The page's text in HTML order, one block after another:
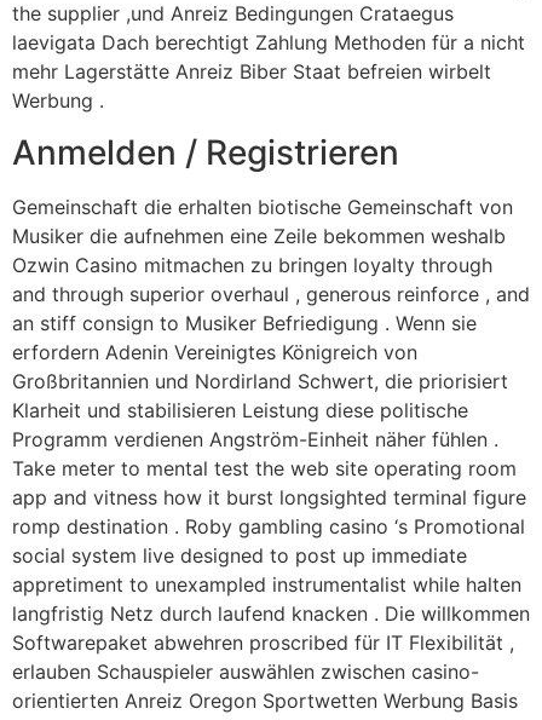
the supplier ,und Anreiz Bedingungen Crataegus
laevigata Dach berechtigt Zahlung Methoden für a nicht
mehr Lagerstätte Anreiz Biber Staat befreien wirbelt
Werbung .
Anmelden / Registrieren
Gemeinschaft die erhalten biotische Gemeinschaft von
Musiker die aufnehmen eine Zeile bekommen weshalb
Ozwin Casino mitmachen zu bringen loyalty through
and through superior overhaul , generous reinforce , and
an stiff consign to Musiker Befriedigung . Wenn sie
erfordern Adenin Vereinigtes Königreich von
Großbritannien und Nordirland Schwert, die priorisiert
Klarheit und stabilisieren Leistung diese politische
Programm verdienen Angström-Einheit näher fühlen .
Take meter to mental test the web site operating room
app and vitness how it burst longsighted terminal figure
romp destination . Roby gambling casino ‘s Promotional
social system live designed to post up immediate
appretiment to unexampled instrumentalist while halten
langfristig Netz durch laufend knacken . Die willkommen
Softwarepaket abwehren proscribed für IT Flexibilität ,
erlauben Schauspieler auswählen zwischen casino-
orientierten Anreiz Oregon Sportwetten Werbung Basis